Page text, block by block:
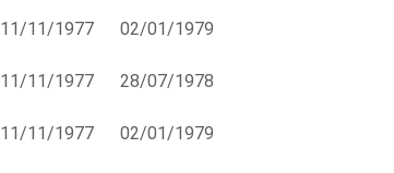
11/11/1977 02/01/1979
11/11/1977 28/07/1978
11/11/1977 02/01/1979